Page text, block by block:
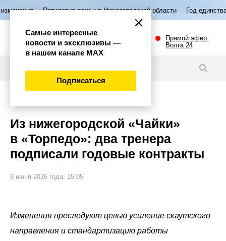
семьи в Нижегородской области Год единства народов России
Прямой эфир.
Волга 24
Из нижегородской «Чайки»
в «Торпедо»: два тренера
подписали годовые контракты
9 июня 2026 года, 15:05
Изменения преследуют целью усиление скаутского
направления и стандартизацию работы
Самые интересные
новости и эксклюзивы —
в нашем канале МАХ
Подписаться